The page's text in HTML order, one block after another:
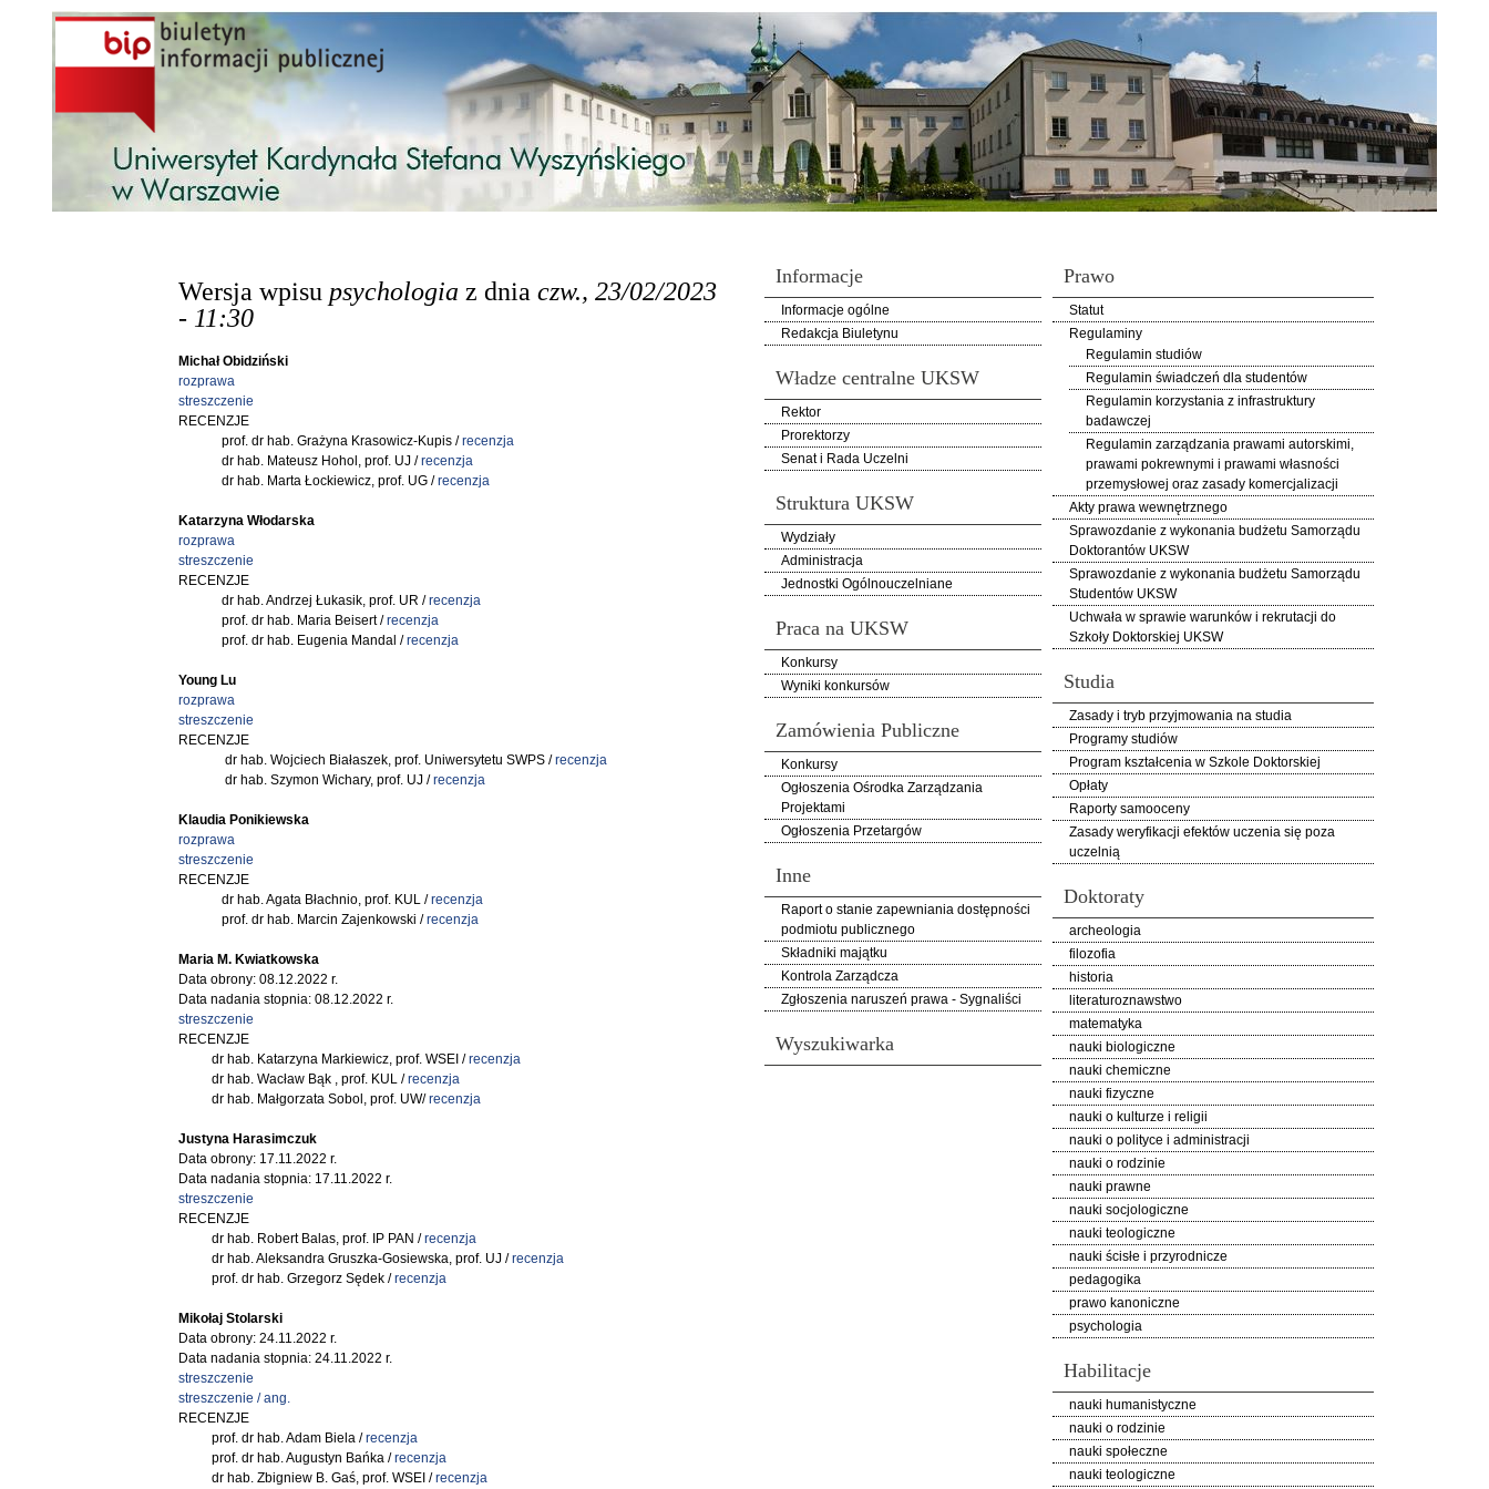
Przejdź do treści
Wersja wpisu psychologia z dnia czw., 23/02/2023
- 11:30
Michał Obidziński
rozprawa
streszczenie
RECENZJE
prof. dr hab. Grażyna Krasowicz-Kupis /recenzja
dr hab. Mateusz Hohol, prof. UJ /recenzja
dr hab. Marta Łockiewicz, prof. UG /recenzja
Katarzyna Włodarska
rozprawa
streszczenie
RECENZJE
dr hab. Andrzej Łukasik, prof. UR /recenzja
prof. dr hab. Maria Beisert /recenzja
prof. dr hab. Eugenia Mandal /recenzja
Young Lu
rozprawa
streszczenie
RECENZJE
dr hab. Wojciech Białaszek, prof. Uniwersytetu SWPS /recenzja
dr hab. Szymon Wichary, prof. UJ /recenzja
Klaudia Ponikiewska
rozprawa
streszczenie
RECENZJE
dr hab. Agata Błachnio, prof. KUL /recenzja
prof. dr hab. Marcin Zajenkowski /recenzja
Maria M. Kwiatkowska
Data obrony: 08.12.2022 r.
Data nadania stopnia: 08.12.2022 r.
streszczenie
RECENZJE
dr hab. Katarzyna Markiewicz, prof. WSEI /recenzja
dr hab. Wacław Bąk , prof. KUL /recenzja
dr hab. Małgorzata Sobol, prof. UW/recenzja
Justyna Harasimczuk
Data obrony: 17.11.2022 r.
Data nadania stopnia: 17.11.2022 r.
streszczenie
RECENZJE
dr hab. Robert Balas, prof. IP PAN /recenzja
dr hab. Aleksandra Gruszka-Gosiewska, prof. UJ /recenzja
prof. dr hab. Grzegorz Sędek /recenzja
Mikołaj Stolarski
Data obrony: 24.11.2022 r.
Data nadania stopnia: 24.11.2022 r.
streszczenie
streszczenie / ang.
RECENZJE
prof. dr hab. Adam Biela /recenzja
prof. dr hab. Augustyn Bańka /recenzja
dr hab. Zbigniew B. Gaś, prof. WSEI /recenzja
Informacje
Informacje ogólne
Redakcja Biuletynu
Władze centralne UKSW
Rektor
Prorektorzy
Senat i Rada Uczelni
Struktura UKSW
Wydziały
Administracja
Jednostki Ogólnouczelniane
Praca na UKSW
Konkursy
Wyniki konkursów
Zamówienia Publiczne
Konkursy
Ogłoszenia Ośrodka Zarządzania
Projektami
Ogłoszenia Przetargów
Inne
Raport o stanie zapewniania dostępności
podmiotu publicznego
Składniki majątku
Kontrola Zarządcza
Zgłoszenia naruszeń prawa - Sygnaliści
Wyszukiwarka
Prawo
Statut
Regulaminy
Regulamin studiów
Regulamin świadczeń dla studentów
Regulamin korzystania z infrastruktury
badawczej
Regulamin zarządzania prawami autorskimi,
prawami pokrewnymi i prawami własności
przemysłowej oraz zasady komercjalizacji
Akty prawa wewnętrznego
Sprawozdanie z wykonania budżetu Samorządu
Doktorantów UKSW
Sprawozdanie z wykonania budżetu Samorządu
Studentów UKSW
Uchwała w sprawie warunków i rekrutacji do
Szkoły Doktorskiej UKSW
Studia
Zasady i tryb przyjmowania na studia
Programy studiów
Program kształcenia w Szkole Doktorskiej
Opłaty
Raporty samooceny
Zasady weryfikacji efektów uczenia się poza
uczelnią
Doktoraty
archeologia
filozofia
historia
literaturoznawstwo
matematyka
nauki biologiczne
nauki chemiczne
nauki fizyczne
nauki o kulturze i religii
nauki o polityce i administracji
nauki o rodzinie
nauki prawne
nauki socjologiczne
nauki teologiczne
nauki ścisłe i przyrodnicze
pedagogika
prawo kanoniczne
psychologia
Habilitacje
nauki humanistyczne
nauki o rodzinie
nauki społeczne
nauki teologiczne